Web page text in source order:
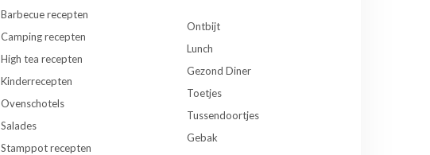
Barbecue recepten
Camping recepten
High tea recepten
Kinderrecepten
Ovenschotels
Salades
Stamppot recepten
Ontbijt
Lunch
Gezond Diner
Toetjes
Tussendoortjes
Gebak